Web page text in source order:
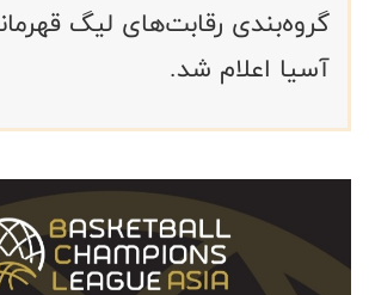
گروه‌بندی رقابت‌های لیگ
آسیا اعلام شد.